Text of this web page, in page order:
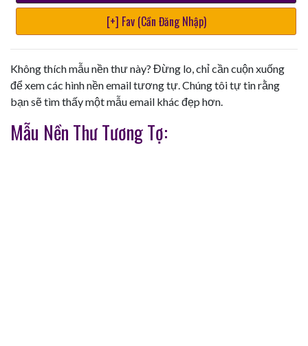
[+] Fav (Cần Đăng Nhập)
Không thích mẫu nền thư này? Đừng lo, chỉ cần cuộn xuống
để xem các hình nền email tương tự. Chúng tôi tự tin rằng
bạn sẽ tìm thấy một mẫu email khác đẹp hơn.
Mẫu Nền Thư Tương Tợ: